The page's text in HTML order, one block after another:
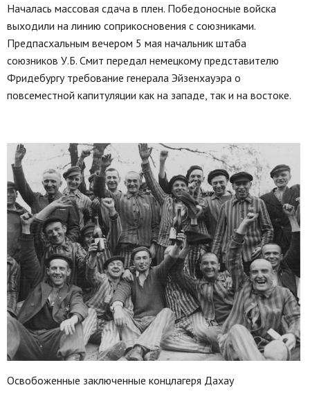
Началась массовая сдача в плен. Победоносные войска
выходили на линию соприкосновения с союзниками.
Предпасхальным вечером 5 мая начальник штаба
союзников У.Б. Смит передал немецкому представителю
Фридебургу требование генерала Эйзенхауэра о
повсеместной капитуляции как на западе, так и на востоке.
Освобоженные заключенные концлагеря Дахау